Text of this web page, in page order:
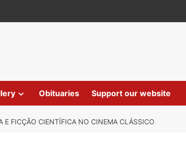
Obituaries Support our website
E FICÇÃO CIENTÍFICA NO CINEMA CLÁSSICO